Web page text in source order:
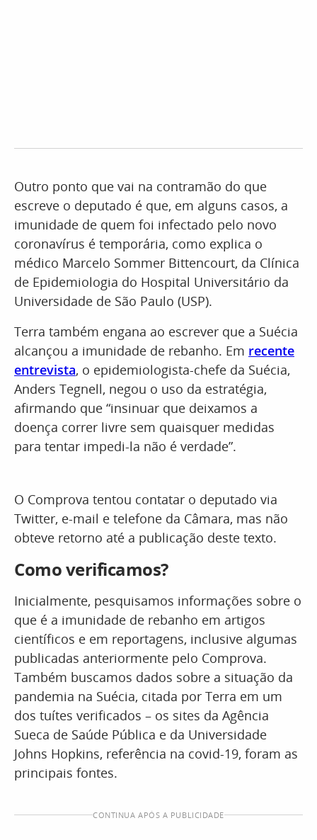
Outro ponto que vai na contramão do que
escreve o deputado é que, em alguns casos, a
imunidade de quem foi infectado pelo novo
coronavírus é temporária, como explica o
médico Marcelo Sommer Bittencourt, da Clínica
de Epidemiologia do Hospital Universitário da
Universidade de São Paulo (USP).
Terra também engana ao escrever que a Suécia
alcançou a imunidade de rebanho. Em recente
entrevista, o epidemiologista-chefe da Suécia,
Anders Tegnell, negou o uso da estratégia,
afirmando que “insinuar que deixamos a
doença correr livre sem quaisquer medidas
para tentar impedi-la não é verdade”.
O Comprova tentou contatar o deputado via
Twitter, e-mail e telefone da Câmara, mas não
obteve retorno até a publicação deste texto.
Como verificamos?
Inicialmente, pesquisamos informações sobre o
que é a imunidade de rebanho em artigos
científicos e em reportagens, inclusive algumas
publicadas anteriormente pelo Comprova.
Também buscamos dados sobre a situação da
pandemia na Suécia, citada por Terra em um
dos tuítes verificados – os sites da Agência
Sueca de Saúde Pública e da Universidade
Johns Hopkins, referência na covid-19, foram as
principais fontes.
CONTINUA APÓS A PUBLICIDADE